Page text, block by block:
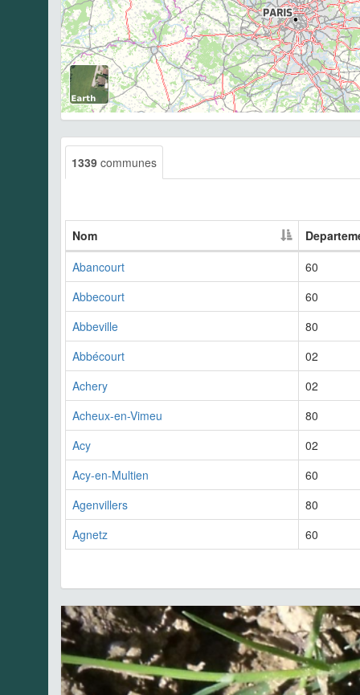
1339 communes
Nom
Abancourt
60
Abbecourt
60
Abbeville
80
Abbécourt
02
Achery
02
Acheux-en-Vimeu
80
Acy
02
Acy-en-Multien
60
Agenvillers
80
Agnetz
60